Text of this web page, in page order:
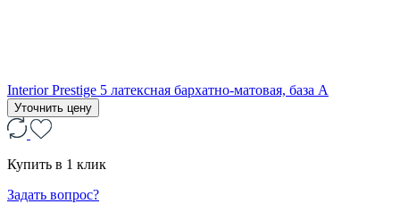
Interior Prestige 5 латексная бархатно-матовая, база А
Уточнить цену
Купить в 1 клик
Задать вопрос?